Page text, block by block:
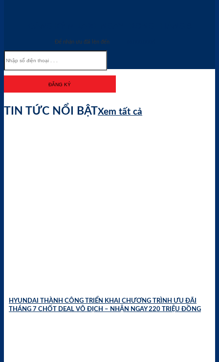
Để nhận ưu đãi lên đến
TIN TỨC NỔI BẬTXem tất cả
HYUNDAI THÀNH CÔNG TRIỂN KHAI CHƯƠNG TRÌNH ƯU ĐÃI
THÁNG 7 CHỐT DEAL VÔ ĐỊCH – NHẬN NGAY 220 TRIỆU ĐỒNG